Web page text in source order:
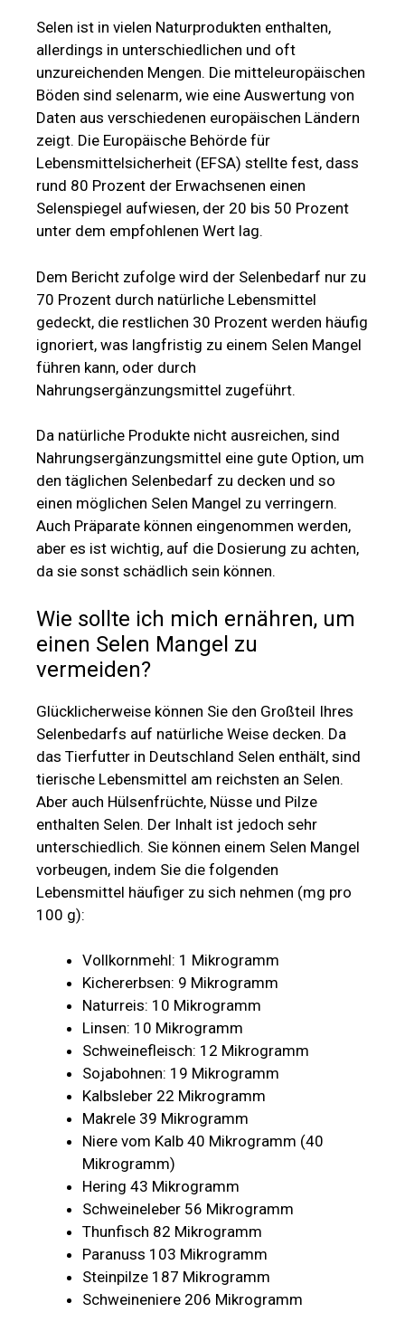
Selen ist in vielen Naturprodukten enthalten,
allerdings in unterschiedlichen und oft
unzureichenden Mengen. Die mitteleuropäischen
Böden sind selenarm, wie eine Auswertung von
Daten aus verschiedenen europäischen Ländern
zeigt. Die Europäische Behörde für
Lebensmittelsicherheit (EFSA) stellte fest, dass
rund 80 Prozent der Erwachsenen einen
Selenspiegel aufwiesen, der 20 bis 50 Prozent
unter dem empfohlenen Wert lag.
Dem Bericht zufolge wird der Selenbedarf nur zu
70 Prozent durch natürliche Lebensmittel
gedeckt, die restlichen 30 Prozent werden häufig
ignoriert, was langfristig zu einem Selen Mangel
führen kann, oder durch
Nahrungsergänzungsmittel zugeführt.
Da natürliche Produkte nicht ausreichen, sind
Nahrungsergänzungsmittel eine gute Option, um
den täglichen Selenbedarf zu decken und so
einen möglichen Selen Mangel zu verringern.
Auch Präparate können eingenommen werden,
aber es ist wichtig, auf die Dosierung zu achten,
da sie sonst schädlich sein können.
Wie sollte ich mich ernähren, um
einen Selen Mangel zu
vermeiden?
Glücklicherweise können Sie den Großteil Ihres
Selenbedarfs auf natürliche Weise decken. Da
das Tierfutter in Deutschland Selen enthält, sind
tierische Lebensmittel am reichsten an Selen.
Aber auch Hülsenfrüchte, Nüsse und Pilze
enthalten Selen. Der Inhalt ist jedoch sehr
unterschiedlich. Sie können einem Selen Mangel
vorbeugen, indem Sie die folgenden
Lebensmittel häufiger zu sich nehmen (mg pro
100 g):
Vollkornmehl: 1 Mikrogramm
Kichererbsen: 9 Mikrogramm
Naturreis: 10 Mikrogramm
Linsen: 10 Mikrogramm
Schweinefleisch: 12 Mikrogramm
Sojabohnen: 19 Mikrogramm
Kalbsleber 22 Mikrogramm
Makrele 39 Mikrogramm
Niere vom Kalb 40 Mikrogramm (40
Mikrogramm)
Hering 43 Mikrogramm
Schweineleber 56 Mikrogramm
Thunfisch 82 Mikrogramm
Paranuss 103 Mikrogramm
Steinpilze 187 Mikrogramm
Schweineniere 206 Mikrogramm